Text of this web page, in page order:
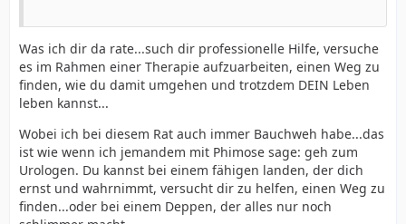
Was ich dir da rate...such dir professionelle Hilfe, versuche
es im Rahmen einer Therapie aufzuarbeiten, einen Weg zu
finden, wie du damit umgehen und trotzdem DEIN Leben
leben kannst...
Wobei ich bei diesem Rat auch immer Bauchweh habe...das
ist wie wenn ich jemandem mit Phimose sage: geh zum
Urologen. Du kannst bei einem fähigen landen, der dich
ernst und wahrnimmt, versucht dir zu helfen, einen Weg zu
finden...oder bei einem Deppen, der alles nur noch